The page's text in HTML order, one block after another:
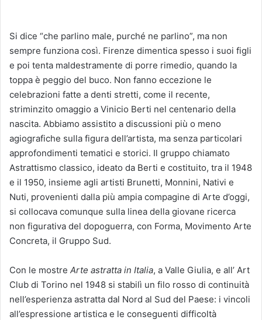
Si dice “che parlino male, purché ne parlino”, ma non
sempre funziona così. Firenze dimentica spesso i suoi figli
e poi tenta maldestramente di porre rimedio, quando la
toppa è peggio del buco. Non fanno eccezione le
celebrazioni fatte a denti stretti, come il recente,
striminzito omaggio a Vinicio Berti nel centenario della
nascita. Abbiamo assistito a discussioni più o meno
agiografiche sulla figura dell’artista, ma senza particolari
approfondimenti tematici e storici. Il gruppo chiamato
Astrattismo classico, ideato da Berti e costituito, tra il 1948
e il 1950, insieme agli artisti Brunetti, Monnini, Nativi e
Nuti, provenienti dalla più ampia compagine di Arte d’oggi,
si collocava comunque sulla linea della giovane ricerca
non figurativa del dopoguerra, con Forma, Movimento Arte
Concreta, il Gruppo Sud.
Con le mostre Arte astratta in Italia, a Valle Giulia, e all’ Art
Club di Torino nel 1948 si stabilì un filo rosso di continuità
nell’esperienza astratta dal Nord al Sud del Paese: i vincoli
all’espressione artistica e le conseguenti difficoltà